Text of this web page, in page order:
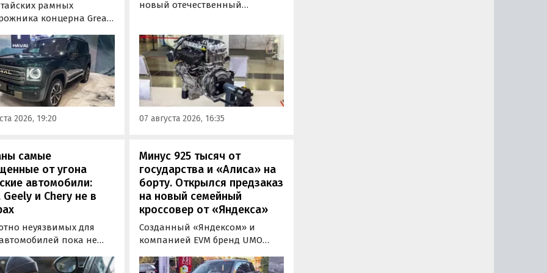
рамных
концерна Great
заводе
Речь о Haval H9,
и Tank 500, которые
прошли
и получили
типа
средства (ОТТС).
2026, 19:20
новый отечественный
получивший индекс 414320.
Корреспонденту
«Автоновостей дня» удалось
лично ознакомиться с
новинкой на выставке
«Иннопром» в Екатеринбурге.
07 августа 2026, 16:35
самые
от угона
автомобили:
Geely и Chery не в
неуязвимых для
пока не
Минус 925 тысяч от
государства и «Алиса» на
борту. Открылся предзаказ
на новый семейный
кроссовер от «Яндекса»
Созданный «Яндексом» и
компанией EVM бренд UMO
на свою вторую модель